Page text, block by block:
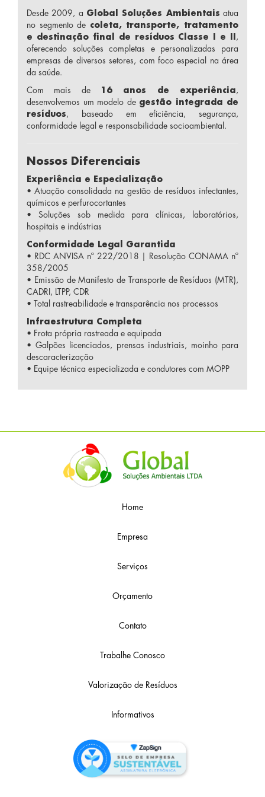
Desde 2009, a Global Soluções Ambientais atua
no segmento de coleta, transporte, tratamento
e destinação final de resíduos Classe I e II
oferecendo soluções completas e personalizadas para
empresas de diversos setores, com foco especial na área
da saúde.
Com mais de 16 anos de experiência
desenvolvemos um modelo de gestão integrada de
resíduos , baseado em eficiência, segurança,
conformidade legal e responsabilidade socioambiental.
Nossos Diferenciais
Experiência e Especialização
• Atuação consolidada na gestão de resíduos infectantes,
químicos e perfurocortantes
• Soluções sob medida para clínicas, laboratórios,
hospitais e indústrias
Conformidade Legal Garantida
• RDC ANVISA nº 222/2018 | Resolução CONAMA nº
358/2005
• Emissão de Manifesto de Transporte de Resíduos (MTR),
CADRI, LTPP, CDR
• Total rastreabilidade e transparência nos processos
Infraestrutura Completa
• Frota própria rastreada e equipada
• Galpões licenciados, prensas industriais, moinho para
descaracterização
• Equipe técnica especializada e condutores com MOPP
Home
Empresa
Serviços
Orçamento
Contato
Trabalhe Conosco
Valorização de Resíduos
Informativos